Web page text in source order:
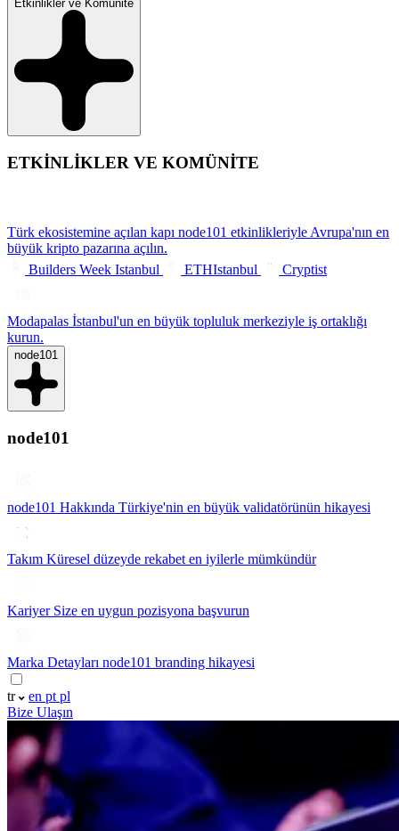
Etkinlikler ve Komünite
ETKİNLİKLER VE KOMÜNİTE
Türk ekosistemine açılan kapı node101 etkinlikleriyle Avrupa'nın en
büyük kripto pazarına açılın.
Builders Week Istanbul
ETHIstanbul Cryptist
Modapalas İstanbul'un en büyük topluluk merkeziyle iş ortaklığı
kurun.
node101
node101
node101 Hakkında Türkiye'nin en büyük validatörünün hikayesi
Takım Küresel düzeyde rekabet en iyilerle mümkündür
Kariyer Size en uygun pozisyona başvurun
Marka Detayları node101 branding hikayesi
tr en pt pl
Bize Ulaşın